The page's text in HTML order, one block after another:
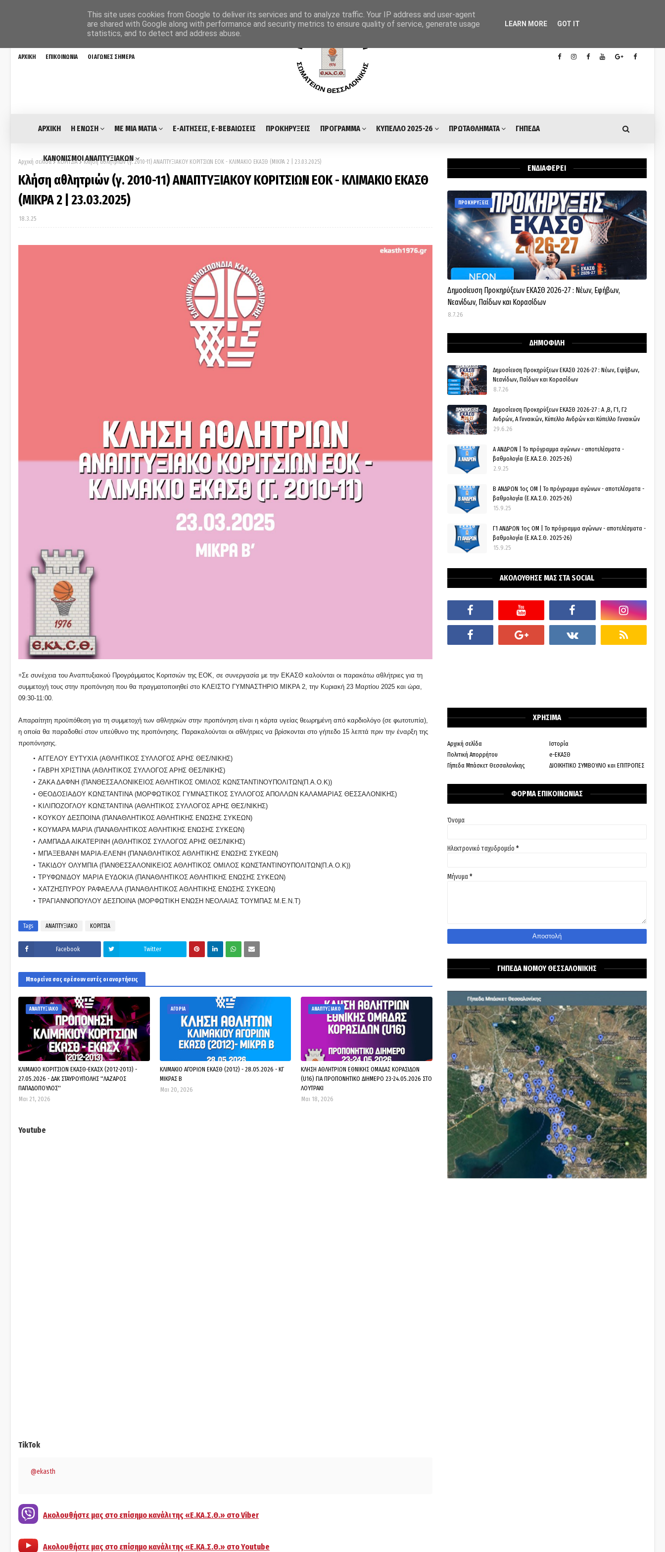
ΑΡΧΙΚΗ ΕΠΙΚΟΙΝΩΝΙΑ ΟΙ ΑΓΩΝΕΣ ΣΗΜΕΡΑ
ΑΡΧΙΚΗ Η ΕΝΩΣΗ ΜΕ ΜΙΑ ΜΑΤΙΑ E-ΑΙΤΗΣΕΙΣ, E-ΒΕΒΑΙΩΣΕΙΣ ΠΡΟΚΗΡΥΞΕΙΣ ΠΡΟΓΡΑΜΜΑ ΚΥΠΕΛΛΟ 2025-26 ΠΡΩΤΑΘΛΗΜΑΤΑ ΓΗΠΕΔΑ
ΚΑΝΟΝΙΣΜΟΙ ΑΝΑΠΤΥΞΙΑΚΩΝ
Αρχική σελίδα ΚΟΡΙΤΣΙΑ Κλήση αθλητριών (γ. 2010-11) ΑΝΑΠΤΥΞΙΑΚΟΥ ΚΟΡΙΤΣΙΩΝ ΕΟΚ - ΚΛΙΜΑΚΙΟ ΕΚΑΣΘ (ΜΙΚΡΑ 2 | 23.03.2025)
Κλήση αθλητριών (γ. 2010-11) ΑΝΑΠΤΥΞΙΑΚΟΥ ΚΟΡΙΤΣΙΩΝ ΕΟΚ - ΚΛΙΜΑΚΙΟ ΕΚΑΣΘ
(ΜΙΚΡΑ 2 | 23.03.2025)
18.3.25
=Σε συνέχεια του Αναπτυξιακού Προγράμματος Κοριτσιών της ΕΟΚ, σε συνεργασία με την ΕΚΑΣΘ καλούνται οι παρακάτω αθλήτριες για τη
συμμετοχή τους στην προπόνηση που θα πραγματοποιηθεί στο ΚΛΕΙΣΤΟ ΓΥΜΝΑΣΤΗΡΙΟ ΜΙΚΡΑ 2, την Κυριακή 23 Μαρτίου 2025 και ώρα,
09:30-11:00.
Απαραίτητη προϋπόθεση για τη συμμετοχή των αθλητριών στην προπόνηση είναι η κάρτα υγείας θεωρημένη από καρδιολόγο (σε φωτοτυπία),
η οποία θα παραδοθεί στον υπεύθυνο της προπόνησης. Παρακαλούνται οι αθλήτριες να βρίσκονται στο γήπεδο 15 λεπτά πριν την έναρξη της
προπόνησης.
ΑΓΓΕΛΟΥ ΕΥΤΥΧΙΑ (ΑΘΛΗΤΙΚΟΣ ΣΥΛΛΟΓΟΣ ΑΡΗΣ ΘΕΣ/ΝΙΚΗΣ)
ΓΑΒΡΗ ΧΡΙΣΤΙΝΑ (ΑΘΛΗΤΙΚΟΣ ΣΥΛΛΟΓΟΣ ΑΡΗΣ ΘΕΣ/ΝΙΚΗΣ)
ΖΑΚΑ ΔΑΦΝΗ (ΠΑΝΘΕΣΣΑΛΟΝΙΚΕΙΟΣ ΑΘΛΗΤΙΚΟΣ ΟΜΙΛΟΣ ΚΩΝΣΤΑΝΤΙΝΟΥΠΟΛΙΤΩΝ(Π.Α.Ο.Κ))
ΘΕΟΔΟΣΙΑΔΟΥ ΚΩΝΣΤΑΝΤΙΝΑ (ΜΟΡΦΩΤΙΚΟΣ ΓΥΜΝΑΣΤΙΚΟΣ ΣΥΛΛΟΓΟΣ ΑΠΟΛΛΩΝ ΚΑΛΑΜΑΡΙΑΣ ΘΕΣΣΑΛΟΝΙΚΗΣ)
ΚΙΛΙΠΟΖΟΓΛΟΥ ΚΩΝΣΤΑΝΤΙΝΑ (ΑΘΛΗΤΙΚΟΣ ΣΥΛΛΟΓΟΣ ΑΡΗΣ ΘΕΣ/ΝΙΚΗΣ)
ΚΟΥΚΟΥ ΔΕΣΠΟΙΝΑ (ΠΑΝΑΘΛΗΤΙΚΟΣ ΑΘΛΗΤΙΚΗΣ ΕΝΩΣΗΣ ΣΥΚΕΩΝ)
ΚΟΥΜΑΡΑ ΜΑΡΙΑ (ΠΑΝΑΘΛΗΤΙΚΟΣ ΑΘΛΗΤΙΚΗΣ ΕΝΩΣΗΣ ΣΥΚΕΩΝ)
ΛΑΜΠΑΔΑ ΑΙΚΑΤΕΡΙΝΗ (ΑΘΛΗΤΙΚΟΣ ΣΥΛΛΟΓΟΣ ΑΡΗΣ ΘΕΣ/ΝΙΚΗΣ)
ΜΠΑΞΕΒΑΝΗ ΜΑΡΙΑ-ΕΛΕΝΗ (ΠΑΝΑΘΛΗΤΙΚΟΣ ΑΘΛΗΤΙΚΗΣ ΕΝΩΣΗΣ ΣΥΚΕΩΝ)
ΤΑΚΙΔΟΥ ΟΛΥΜΠΙΑ (ΠΑΝΘΕΣΣΑΛΟΝΙΚΕΙΟΣ ΑΘΛΗΤΙΚΟΣ ΟΜΙΛΟΣ ΚΩΝΣΤΑΝΤΙΝΟΥΠΟΛΙΤΩΝ(Π.Α.Ο.Κ))
ΤΡΥΦΩΝΙΔΟΥ ΜΑΡΙΑ ΕΥΔΟΚΙΑ (ΠΑΝΑΘΛΗΤΙΚΟΣ ΑΘΛΗΤΙΚΗΣ ΕΝΩΣΗΣ ΣΥΚΕΩΝ)
ΧΑΤΖΗΣΠΥΡΟΥ ΡΑΦΑΕΛΛΑ (ΠΑΝΑΘΛΗΤΙΚΟΣ ΑΘΛΗΤΙΚΗΣ ΕΝΩΣΗΣ ΣΥΚΕΩΝ)
ΤΡΑΓΙΑΝΝΟΠΟΥΛΟΥ ΔΕΣΠΟΙΝΑ (ΜΟΡΦΩΤΙΚΗ ΕΝΩΣΗ ΝΕΟΛΑΙΑΣ ΤΟΥΜΠΑΣ Μ.Ε.Ν.Τ)
Tags ΑΝΑΠΤΥΞΙΑΚΟ ΚΟΡΙΤΣΙΑ
Facebook Twitter
Μπορεί να σας αρέσουν αυτές οι αναρτήσεις
ΑΝΑΠΤΥΞΙΑΚΟ
ΚΛΙΜΑΚΙΟ ΚΟΡΙΤΣΙΩΝ ΕΚΑΣΘ-ΕΚΑΣΧ (2012-2013) -
27.05.2026 - ΔΑΚ ΣΤΑΥΡΟΥΠΟΛΗΣ ''ΛΑΖΑΡΟΣ
ΠΑΠΑΔΟΠΟΥΛΟΣ''
Μαι 21, 2026
ΑΓΟΡΙΑ
ΚΛΙΜΑΚΙΟ ΑΓΟΡΙΩΝ ΕΚΑΣΘ (2012) - 28.05.2026 - ΚΓ
ΜΙΚΡΑΣ Β
Μαι 20, 2026
ΑΝΑΠΤΥΞΙΑΚΟ
ΚΛΗΣΗ ΑΘΛΗΤΡΙΩΝ ΕΘΝΙΚΗΣ ΟΜΑΔΑΣ ΚΟΡΑΣΙΔΩΝ
(U16) ΓΙΑ ΠΡΟΠΟΝΗΤΙΚΟ ΔΙΗΜΕΡΟ 23-24.05.2026 ΣΤΟ
ΛΟΥΤΡΑΚΙ
Μαι 18, 2026
Youtube
TikTok
@ekasth
Ακολουθήστε μας στο επίσημο κανάλι της «Ε.ΚΑ.Σ.Θ.» στο Viber
Ακολουθήστε μας στο επίσημο κανάλι της «Ε.ΚΑ.Σ.Θ.» στο Youtube
ΕΝΔΙΑΦΕΡΕΙ
ΠΡΟΚΗΡΥΞΕΙΣ
Δημοσίευση Προκηρύξεων ΕΚΑΣΘ 2026-27 : Νέων, Εφήβων,
Νεανίδων, Παίδων και Κορασίδων
8.7.26
ΔΗΜΟΦΙΛΗ
Δημοσίευση Προκηρύξεων ΕΚΑΣΘ 2026-27 : Νέων, Εφήβων,
Νεανίδων, Παίδων και Κορασίδων
8.7.26
Δημοσίευση Προκηρύξεων ΕΚΑΣΘ 2026-27 : Α ,Β, Γ1, Γ2
Ανδρών, Α Γυναικών, Κύπελλο Ανδρών και Κύπελλο Γυναικών
29.6.26
Α ΑΝΔΡΩΝ | Το πρόγραμμα αγώνων - αποτελέσματα -
βαθμολογία (Ε.ΚΑ.Σ.Θ. 2025-26)
2.9.25
Β ΑΝΔΡΩΝ 1ος ΟΜ | Το πρόγραμμα αγώνων - αποτελέσματα -
βαθμολογία (Ε.ΚΑ.Σ.Θ. 2025-26)
15.9.25
Γ1 ΑΝΔΡΩΝ 1ος ΟΜ | Το πρόγραμμα αγώνων - αποτελέσματα -
βαθμολογία (Ε.ΚΑ.Σ.Θ. 2025-26)
15.9.25
ΑΚΟΛΟΥΘΗΣΕ ΜΑΣ ΣΤΑ SOCIAL
ΧΡΗΣΙΜΑ
Αρχική σελίδα
Ιστορία
Πολιτική Απορρήτου
e-ΕΚΑΣΘ
Γήπεδα Μπάσκετ Θεσσαλονίκης
ΔΙΟΙΚΗΤΙΚΟ ΣΥΜΒΟΥΛΙΟ και ΕΠΙΤΡΟΠΕΣ
ΦΟΡΜΑ ΕΠΙΚΟΙΝΩΝΙΑΣ
Όνομα
Ηλεκτρονικό ταχυδρομείο *
Μήνυμα*
ΓΗΠΕΔΑ ΝΟΜΟΥ ΘΕΣΣΑΛΟΝΙΚΗΣ
This site uses cookies from Google to deliver its services and to analyze traffic. Your IP address and user-agent
are shared with Google along with performance and security metrics to ensure quality of service, generate usage
statistics, and to detect and address abuse.
LEARN MORE GOT IT